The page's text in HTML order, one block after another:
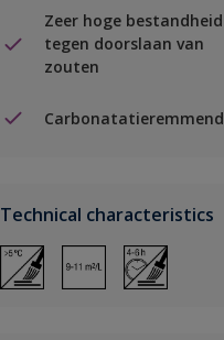
Zeer hoge bestandheid
tegen doorslaan van
zouten
Carbonatatieremmend
Technical characteristics